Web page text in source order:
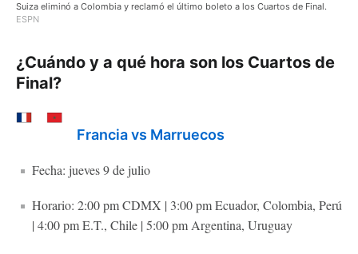
Suiza eliminó a Colombia y reclamó el último boleto a los Cuartos de Final.
ESPN
¿Cuándo y a qué hora son los Cuartos de
Final?
Francia vs Marruecos
Fecha: jueves 9 de julio
Horario: 2:00 pm CDMX | 3:00 pm Ecuador, Colombia, Perú
| 4:00 pm E.T., Chile | 5:00 pm Argentina, Uruguay